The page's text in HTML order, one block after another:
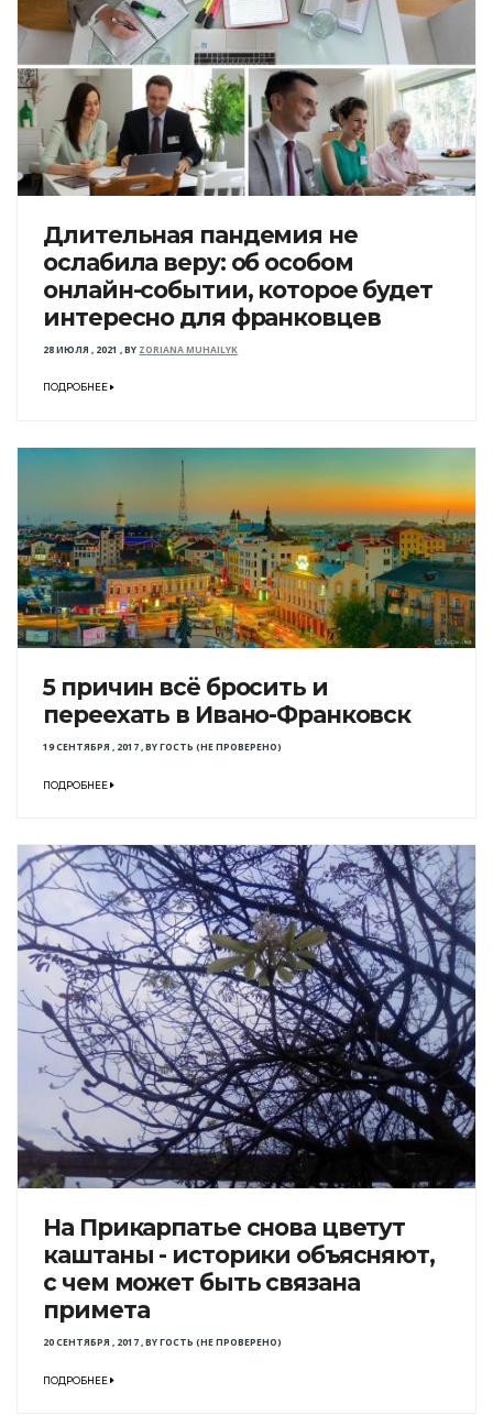
Длительная пандемия не
ослабила веру: об особом
онлайн-событии, которое будет
интересно для франковцев
28 ИЮЛЯ , 2021 ,BY ZORIANA MUHAILYK
ПОДРОБНЕЕ
5 причин всё бросить и
переехать в Ивано-Франковск
19 СЕНТЯБРЯ , 2017,BYГОСТЬ (НЕ ПРОВЕРЕНО)
ПОДРОБНЕЕ
На Прикарпатье снова цветут
каштаны - историки объясняют,
с чем может быть связана
примета
20 СЕНТЯБРЯ , 2017,BYГОСТЬ (НЕ ПРОВЕРЕНО)
ПОДРОБНЕЕ